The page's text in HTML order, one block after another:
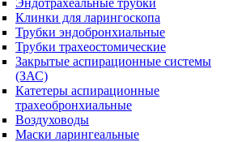
Эндотрахеальные трубки
Клинки для ларингоскопа
Трубки эндобронхиальные
Трубки трахеостомические
Закрытые аспирационные системы
(ЗАС)
Катетеры аспирационные
трахеобронхиальные
Воздуховоды
Маски ларингеальные